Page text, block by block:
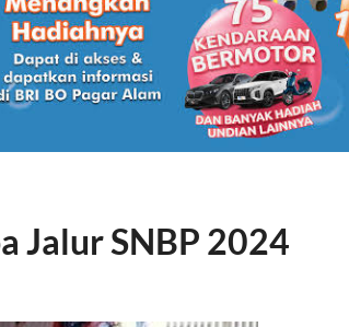
Jalur SNBP 2024